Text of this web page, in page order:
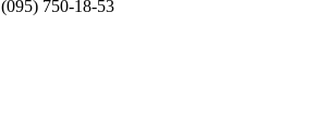
(095) 750-18-53